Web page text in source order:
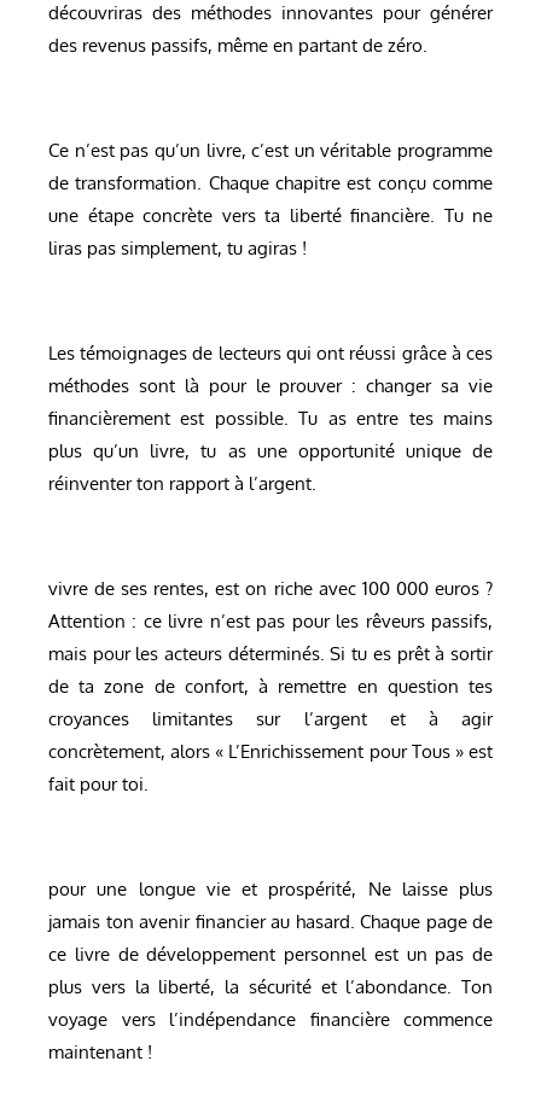
découvriras des méthodes innovantes pour générer
des revenus passifs, même en partant de zéro.
Ce n’est pas qu’un livre, c’est un véritable programme
de transformation. Chaque chapitre est conçu comme
une étape concrète vers ta liberté financière. Tu ne
liras pas simplement, tu agiras !
Les témoignages de lecteurs qui ont réussi grâce à ces
méthodes sont là pour le prouver : changer sa vie
financièrement est possible. Tu as entre tes mains
plus qu’un livre, tu as une opportunité unique de
réinventer ton rapport à l’argent.
vivre de ses rentes, est on riche avec 100 000 euros ?
Attention : ce livre n’est pas pour les rêveurs passifs,
mais pour les acteurs déterminés. Si tu es prêt à sortir
de ta zone de confort, à remettre en question tes
croyances limitantes sur l’argent et à agir
concrètement, alors « L’Enrichissement pour Tous » est
fait pour toi.
pour une longue vie et prospérité, Ne laisse plus
jamais ton avenir financier au hasard. Chaque page de
ce livre de développement personnel est un pas de
plus vers la liberté, la sécurité et l’abondance. Ton
voyage vers l’indépendance financière commence
maintenant !